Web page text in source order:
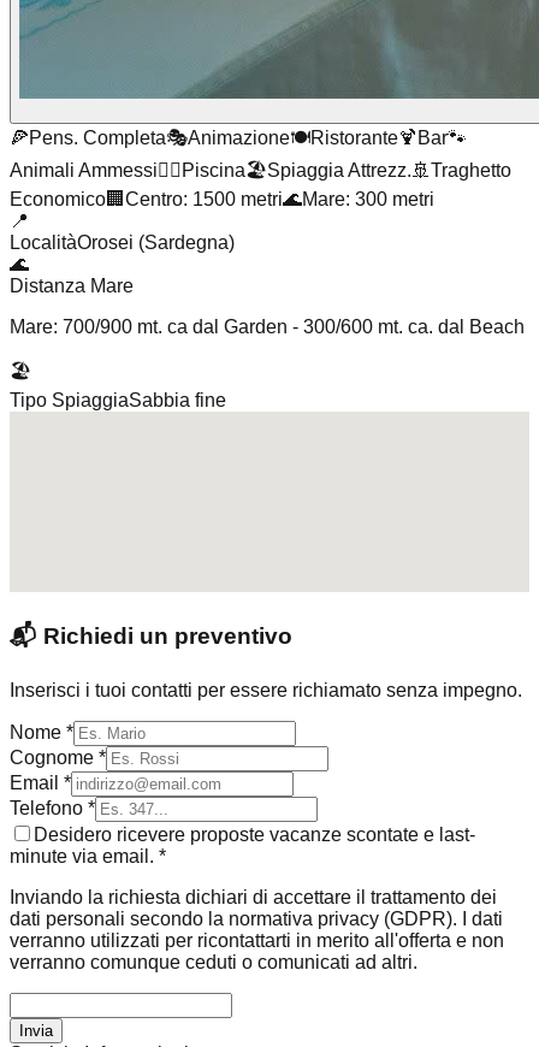
🍕Pens. Completa🎭Animazione🍽️Ristorante🍹 Bar🐾
Animali Ammessi🏊‍♂️ Piscina🏖️Spiaggia Attrezz. 🚢 Traghetto
Economico🏢 Centro: 1500 metri🌊Mare: 300 metri
📍
LocalitàOrosei (Sardegna)
🌊
Distanza Mare
Mare: 700/900 mt. ca dal Garden - 300/600 mt. ca. dal Beach
🏖️
Tipo SpiaggiaSabbia fine
📬 Richiedi un preventivo
Inserisci i tuoi contatti per essere richiamato senza impegno.
Nome *
Cognome *
Email *
Telefono *
Desidero ricevere proposte vacanze scontate e last-
minute via email. *
Inviando la richiesta dichiari di accettare il trattamento dei
dati personali secondo la normativa privacy (GDPR). I dati
verranno utilizzati per ricontattarti in merito all'offerta e non
verranno comunque ceduti o comunicati ad altri.
Invia